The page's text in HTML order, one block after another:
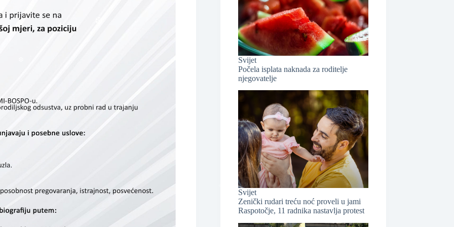
Svijet
Počela isplata naknada za roditelje
njegovatelje
Svijet
Zenički rudari treću noć proveli u jami
Raspotočje, 11 radnika nastavlja protest
❆